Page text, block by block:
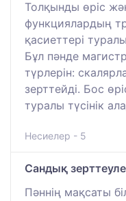
Толқынды өріс
функциялардың
қасиеттері
Бұл пәнде
түрлерін:
зерттейді. Бос
туралы түсінік
Несиелер - 5
Сандық
Пәннің мақсаты